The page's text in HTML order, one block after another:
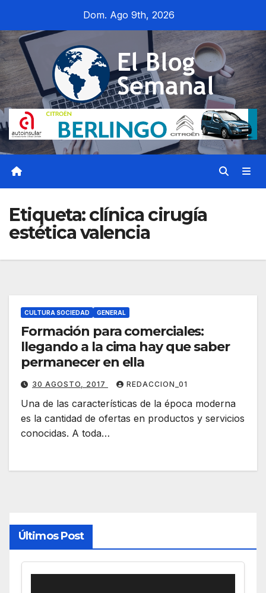
contenido
Dom. Ago 9th, 2026
Etiqueta:clínica cirugía
estética valencia
CULTURA SOCIEDAD GENERAL
Formación para comerciales:
llegando a la cima hay que saber
permanecer en ella
30 AGOSTO, 2017 REDACCION_01
Una de las características de la época moderna
es la cantidad de ofertas en productos y servicios
conocidas. A toda…
Últimos Post